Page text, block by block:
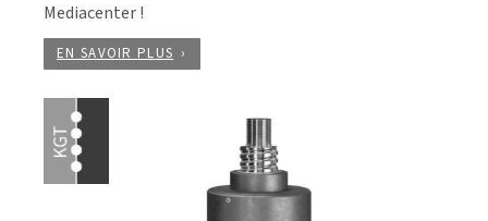
Mediacenter !
EN SAVOIR PLUS